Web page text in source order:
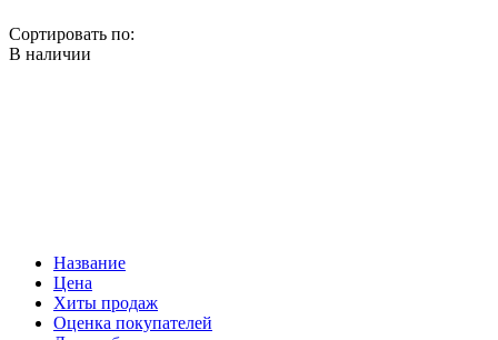
Сортировать по:
В наличии
Название
Цена
Хиты продаж
Оценка покупателей